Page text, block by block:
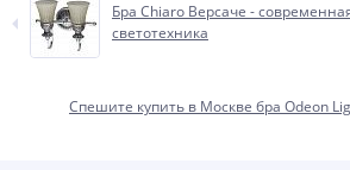
Бра Chiaro Версаче -
светотехника
Спешите купить в Москве бра Odeon